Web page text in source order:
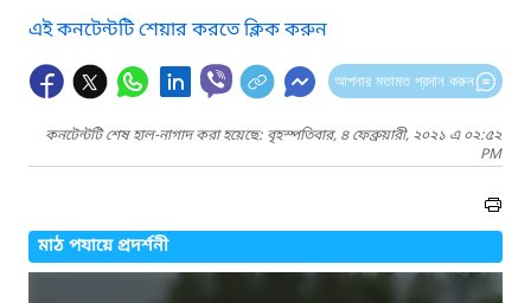
এই কনটেন্টটি শেয়ার করতে ক্লিক করুন
আপনার মতামত প্রদান করুন
কনটেন্টটি শেষ হাল-নাগাদ করা হয়েছে: বৃহস্পতিবার, ৪ ফেব্রুয়ারী, ২০২১ এ ০২:৫২
PM
মাঠ পযায়ে প্রদর্শনী